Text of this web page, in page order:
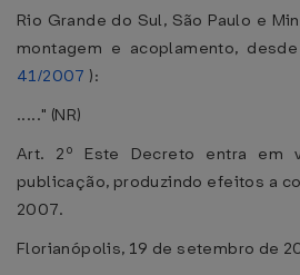
Rio Grande do Sul, São Paulo e
montagem e acoplamento,
41/2007 ):
....." (NR)
Art. 2º Este Decreto entra em
publicação, produzindo efeitos a
2007.
Florianópolis, 19 de setembro de